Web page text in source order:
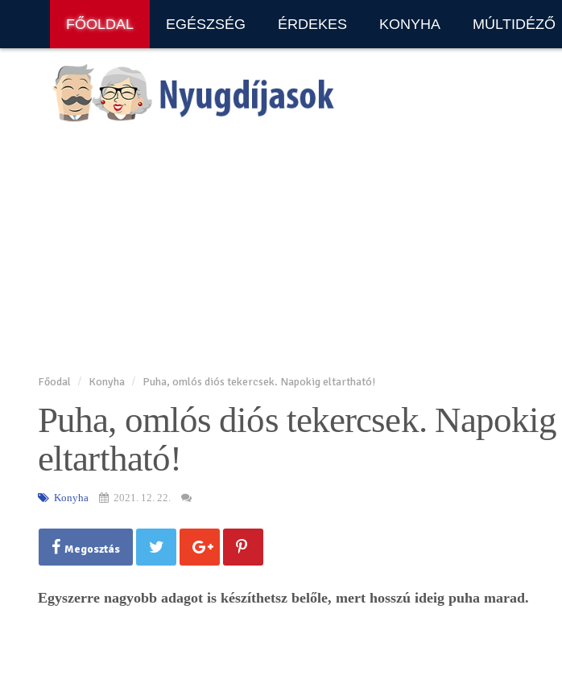
FŐOLDAL EGÉSZSÉG ÉRDEKES KONYHA MÚLTIDÉZŐ
Főodal Konyha Puha, omlós diós tekercsek. Napokig eltartható!
Puha, omlós diós tekercsek. Napokig
eltartható!
Konyha 2021. 12. 22.
Megosztás
Egyszerre nagyobb adagot is készíthetsz belőle, mert hosszú ideig puha marad.